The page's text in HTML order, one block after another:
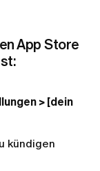
App Store
> [dein
kündigen